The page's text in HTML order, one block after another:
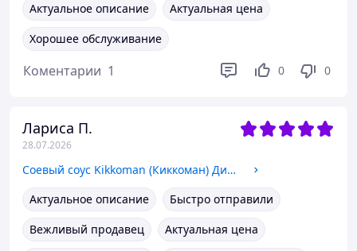
Актуальное описание
Актуальная цена
Хорошее обслуживание
Коментарии 1 0 0
Лариса П.
28.07.2026
Соевый соус Kikkoman (Киккоман) Диспенсер 150 мл, стекло (многоразовый)
Актуальное описание
Быстро отправили
Вежливый продавец
Актуальная цена